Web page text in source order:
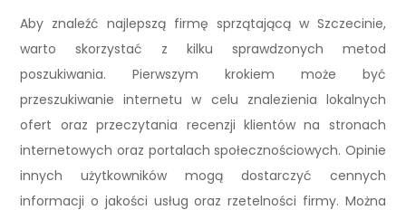
Aby znaleźć najlepszą firmę sprzątającą w Szczecinie,
warto skorzystać z kilku sprawdzonych metod
poszukiwania. Pierwszym krokiem może być
przeszukiwanie internetu w celu znalezienia lokalnych
ofert oraz przeczytania recenzji klientów na stronach
internetowych oraz portalach społecznościowych. Opinie
innych użytkowników mogą dostarczyć cennych
informacji o jakości usług oraz rzetelności firmy. Można